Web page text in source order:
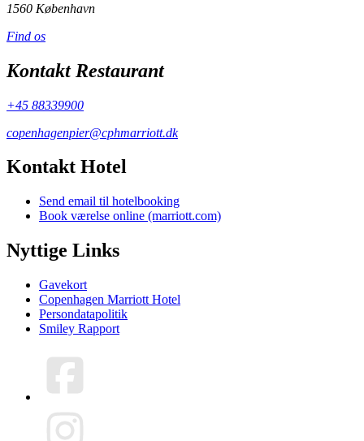
1560 København
Find os
Kontakt Restaurant
+45 88339900
copenhagenpier@cphmarriott.dk
Kontakt Hotel
Send email til hotelbooking
Book værelse online (marriott.com)
Nyttige Links
Gavekort
Copenhagen Marriott Hotel
Persondatapolitik
Smiley Rapport